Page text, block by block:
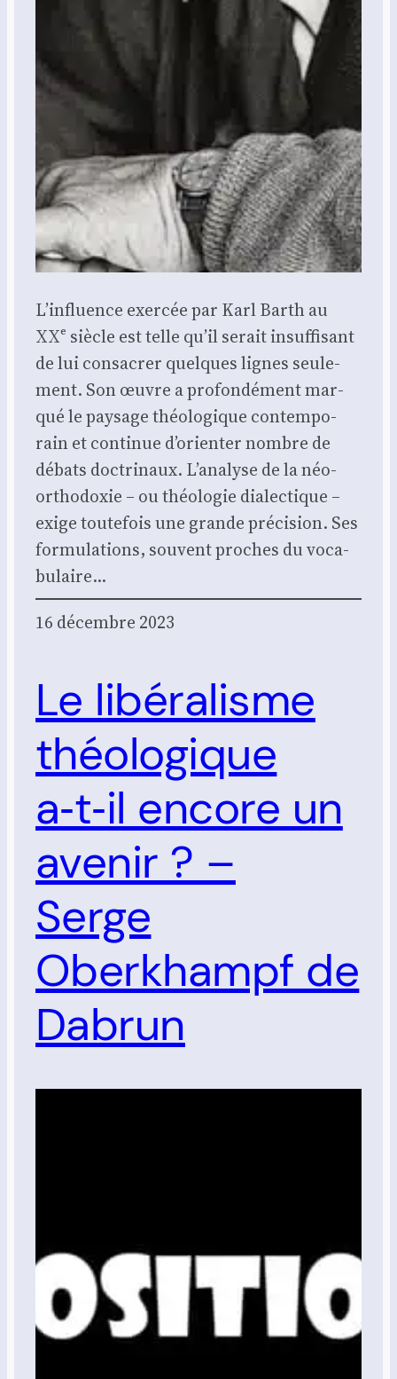
L’influence exer­cée par Karl Barth au
XXᵉ siècle est telle qu’il serait insuf­fi­sant
de lui consa­crer quelques lignes seule­
ment. Son œuvre a pro­fon­dé­ment mar­
qué le pay­sage théo­lo­gique contem­po­
rain et conti­nue d’orienter nombre de
débats doc­tri­naux. L’analyse de la néo-
ortho­­doxie – ou théo­lo­gie dia­lec­tique –
exige tou­te­fois une grande pré­ci­sion. Ses
for­mu­la­tions, sou­vent proches du voca­
bu­laire…
16 décembre 2023
Le libéralisme
théologique
a‑t‑il encore un
avenir ? –
Serge
Oberkhampf de
Dabrun